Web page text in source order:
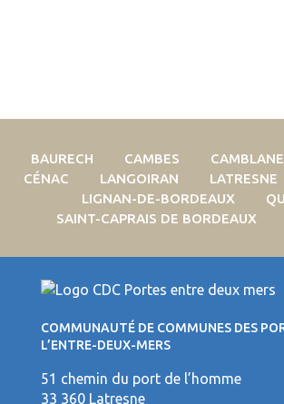
BAURECH CAMBES
CÉNAC
LANGOIRAN LATRESNE
LIGNAN-DE-BORDEAUX
SAINT-CAPRAIS DE BORDEAUX
COMMUNAUTÉ DE COMMUNES DES
L’ENTRE-DEUX-MERS
51 chemin du port de l’homme
33 360 Latresne